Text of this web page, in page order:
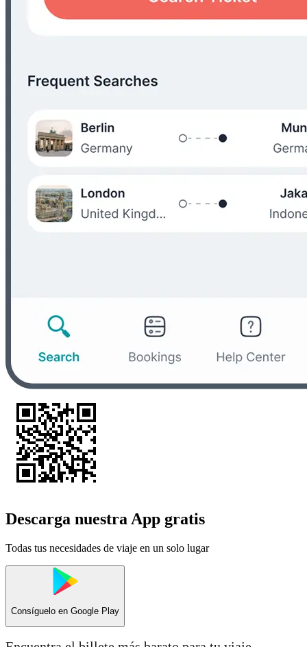
Descarga nuestra App gratis
Todas tus necesidades de viaje en un solo lugar
Consíguelo en Google Play